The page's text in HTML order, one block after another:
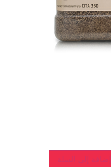
إضافة إلى السلة